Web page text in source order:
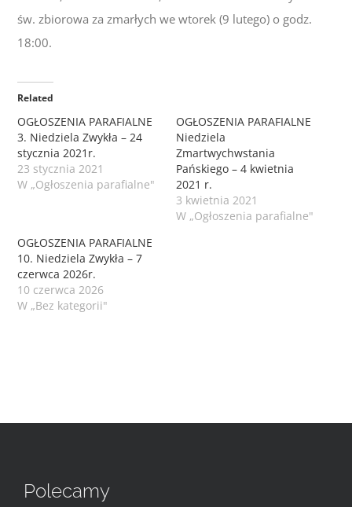
św. zbiorowa za zmarłych we wtorek (9 lutego) o godz.
18:00.
Related
OGŁOSZENIA PARAFIALNE
3. Niedziela Zwykła – 24
stycznia 2021r.
23 stycznia 2021
W „Ogłoszenia parafialne"
OGŁOSZENIA PARAFIALNE
Niedziela
Zmartwychwstania
Pańskiego – 4 kwietnia
2021 r.
3 kwietnia 2021
W „Ogłoszenia parafialne"
OGŁOSZENIA PARAFIALNE
10. Niedziela Zwykła – 7
czerwca 2026r.
10 czerwca 2026
W „Bez kategorii"
Polecamy